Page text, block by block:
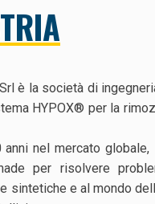
è la società di
HYPOX® per la
nel mercato
per risolvere
sintetiche e al mondo